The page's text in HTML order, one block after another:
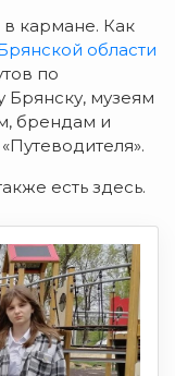
кармане. Как
области
по
музеям
брендам и
есть здесь.